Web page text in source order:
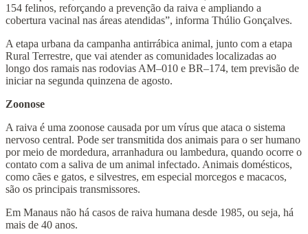
154 felinos, reforçando a prevenção da raiva e ampliando a
cobertura vacinal nas áreas atendidas”, informa Thúlio Gonçalves.
A etapa urbana da campanha antirrábica animal, junto com a etapa
Rural Terrestre, que vai atender as comunidades localizadas ao
longo dos ramais nas rodovias AM–010 e BR–174, tem previsão de
iniciar na segunda quinzena de agosto.
Zoonose
A raiva é uma zoonose causada por um vírus que ataca o sistema
nervoso central. Pode ser transmitida dos animais para o ser humano
por meio de mordedura, arranhadura ou lambedura, quando ocorre o
contato com a saliva de um animal infectado. Animais domésticos,
como cães e gatos, e silvestres, em especial morcegos e macacos,
são os principais transmissores.
Em Manaus não há casos de raiva humana desde 1985, ou seja, há
mais de 40 anos.